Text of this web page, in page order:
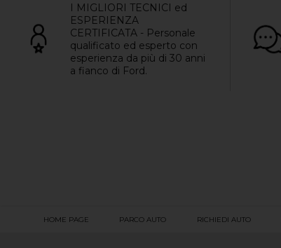
I MIGLIORI TECNICI ed
ESPERIENZA
CERTIFICATA - Personale
qualificato ed esperto con
esperienza da più di 30 anni
a fianco di Ford.
HOME PAGE PARCO AUTO RICHIEDI AUTO